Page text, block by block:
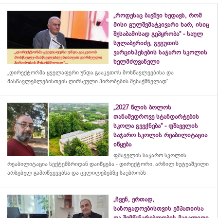
„როდესაც ბავშვი ხედავს, რომ
მისი გულშემატკივარი ხარ, ისიც
შესაბამისად გეპყრობა“ - საულ
სულაბერიძე, გეგუთის
ვარციხჰესების საჯარო სკოლის
ხელმძღვანელი
„დირექტორმა ყველაფერი უნდა გააკეთოს მოსწავლეებისა და
მასწავლებლებისთვის ღირსეული პირობების შესაქმნელად“...
„2027 წლის ბოლოს
თანამედროვე სტანდარტების
სკოლა გვექნება“ - ფშაველის
საჯარო სკოლის რეაბილიტაცია
იწყება
ფშაველის საჯარო სკოლის
რეაბილიტაცია სექტემბრიდან დაიწყება - დირექტორი, არჩილ ხუტუაშვილი
არსებულ გამოწვევებსა და ცვლილებებზე საუბრობს
„ჩვენ, ერთად,
საზოგადოებისთვის ემპათიისა